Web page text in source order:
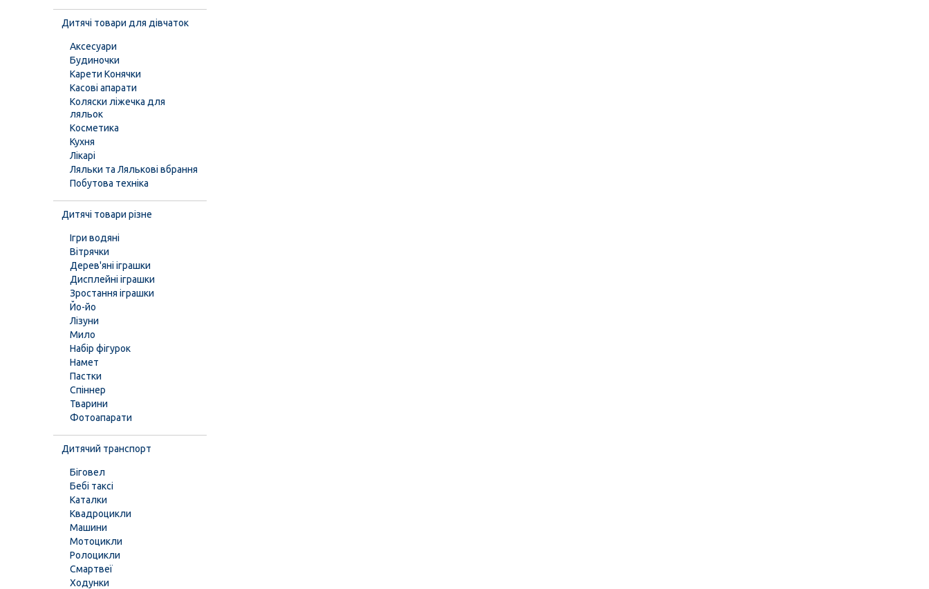
Дитячі товари для дівчаток
Аксесуари
Будиночки
Карети Конячки
Касові апарати
Коляски ліжечка для
ляльок
Косметика
Кухня
Лікарі
Ляльки та Лялькові вбрання
Побутова техніка
Дитячі товари різне
Ігри водяні
Вітрячки
Дерев'яні іграшки
Дисплейні іграшки
Зростання іграшки
Йо-йо
Лізуни
Мило
Набір фігурок
Намет
Пастки
Спіннер
Тварини
Фотоапарати
Дитячий транспорт
Біговел
Бебі таксі
Каталки
Квадроцикли
Машини
Мотоцикли
Ролоцикли
Смартвеї
Ходунки